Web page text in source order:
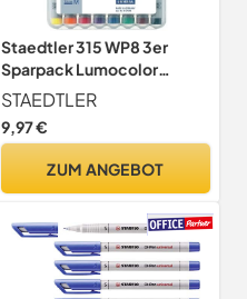
Staedtler 315 WP8 3er
Sparpack Lumocolor
Universalstift M-Spitze,
circa 1.0 mm, non-
permanent, 3x 8 Stück in
STAEDTLER
9,97 €
ZUM ANGEBOT